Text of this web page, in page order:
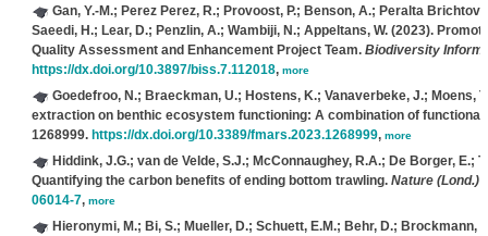
Gan, Y.-M.; Perez Perez, R.; Provoost, P.; Benson, A.; Peralta
Saeedi, H.; Lear, D.; Penzlin, A.; Wambiji, N.; Appeltans, W.(2023).
Quality Assessment and Enhancement Project Team. Biodiversity
https://dx.doi.org/10.3897/biss.7.112018, more
Goedefroo, N.; Braeckman, U.; Hostens, K.; Vanaverbeke, J.; Moens,
extraction on benthic ecosystem functioning: A combination of
1268999. https://dx.doi.org/10.3389/fmars.2023.1268999, more
Hiddink, J.G.; van de Velde, S.J.; McConnaughey, R.A.; De Borger, E.;
Quantifying the carbon benefits of ending bottom trawling. Nature (Lond.)
06014-7, more
Hieronymi, M.; Bi, S.; Mueller, D.; Schuett, E.M.; Behr, D.; Brockmann,